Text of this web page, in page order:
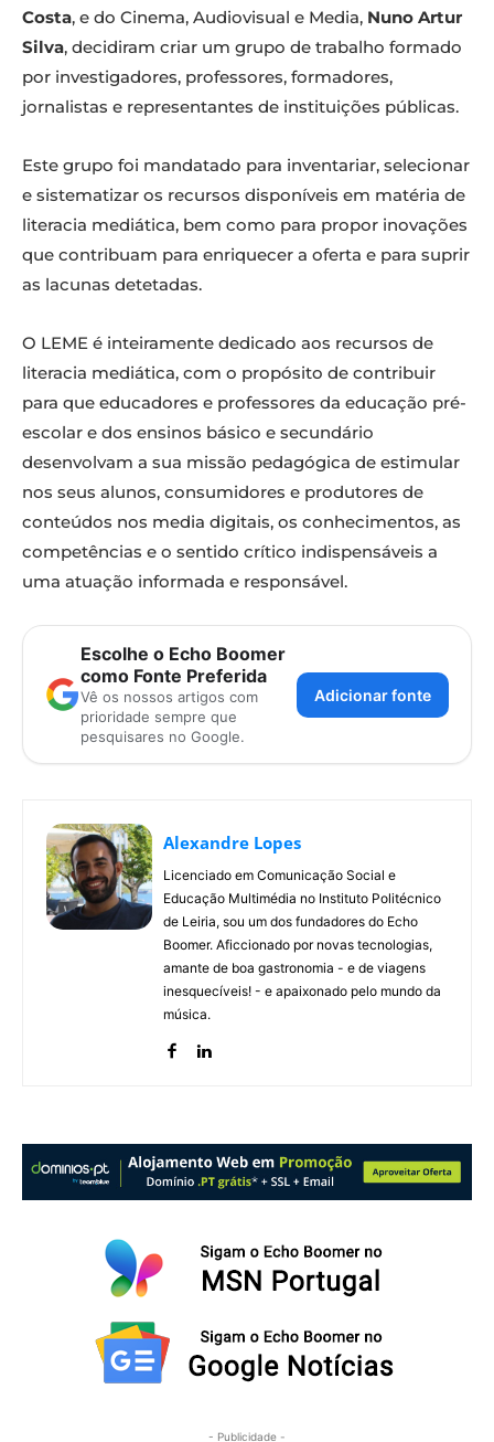
Costa, e do Cinema, Audiovisual e Media, Nuno Artur
Silva, decidiram criar um grupo de trabalho formado
por investigadores, professores, formadores,
jornalistas e representantes de instituições públicas.
Este grupo foi mandatado para inventariar, selecionar
e sistematizar os recursos disponíveis em matéria de
literacia mediática, bem como para propor inovações
que contribuam para enriquecer a oferta e para suprir
as lacunas detetadas.
O LEME é inteiramente dedicado aos recursos de
literacia mediática, com o propósito de contribuir
para que educadores e professores da educação pré-
escolar e dos ensinos básico e secundário
desenvolvam a sua missão pedagógica de estimular
nos seus alunos, consumidores e produtores de
conteúdos nos media digitais, os conhecimentos, as
competências e o sentido crítico indispensáveis a
uma atuação informada e responsável.
Escolhe o Echo Boomer
como Fonte Preferida
Vê os nossos artigos com
prioridade sempre que
pesquisares no Google.
Adicionar fonte
Alexandre Lopes
Licenciado em Comunicação Social e
Educação Multimédia no Instituto Politécnico
de Leiria, sou um dos fundadores do Echo
Boomer. Aficcionado por novas tecnologias,
amante de boa gastronomia - e de viagens
inesquecíveis! - e apaixonado pelo mundo da
música.
- Publicidade -